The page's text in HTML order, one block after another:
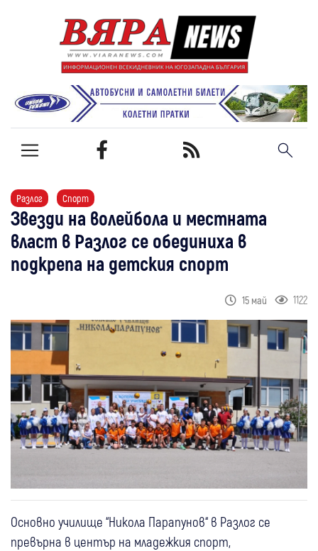
Разлог Спорт
Звезди на волейбола и местната
власт в Разлог се обединиха в
подкрепа на детския спорт
15 май 1122
Основно училище “Никола Парапунов“ в Разлог се
превърна в център на младежкия спорт,